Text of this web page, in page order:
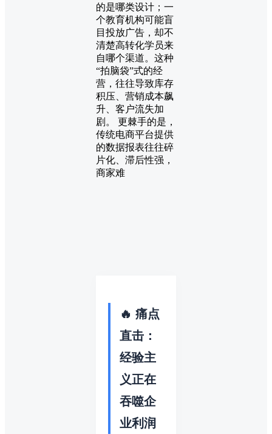
的是哪类设计；一
个教育机构可能盲
目投放广告，却不
清楚高转化学员来
自哪个渠道。这种
“拍脑袋”式的经
营，往往导致库存
积压、营销成本飙
升、客户流失加
剧。 更棘手的是，
传统电商平台提供
的数据报表往往碎
片化、滞后性强，
商家难
🔥 痛点
直击：
经验主
义正在
吞噬企
业利润